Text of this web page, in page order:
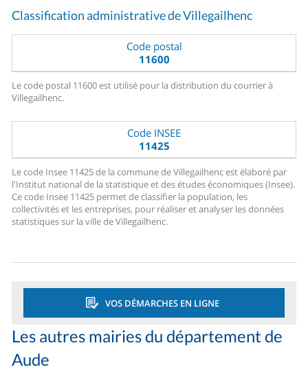
Classification administrative de Villegailhenc
Code postal
11600
Le code postal 11600 est utilisé pour la distribution du courrier à
Villegailhenc.
Code INSEE
11425
Le code Insee 11425 de la commune de Villegailhenc est élaboré par
l'Institut national de la statistique et des études économiques (Insee).
Ce code Insee 11425 permet de classifier la population, les
collectivités et les entreprises, pour réaliser et analyser les données
statistiques sur la ville de Villegailhenc.
VOS DÉMARCHES EN LIGNE
Les autres mairies du département de
Aude